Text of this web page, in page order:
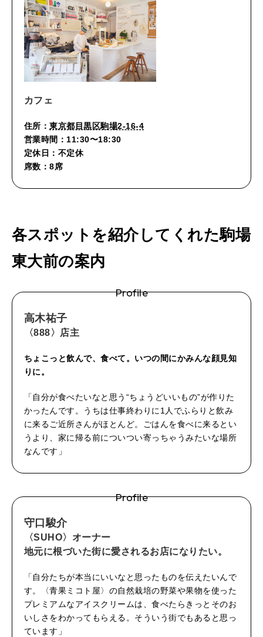
カフェ
住所：東京都目黒区駒場2-16-4
営業時間：11:30〜18:30
定休日：不定休
席数：8席
各スポットを紹介してくれた駒場
東大前の案内
Profile
高木祐子
〈888〉 店主
ちょこっと飲んで、食べて。いつの間にかみんな顔見知
りに。
「自分が食べたいなと思う“ちょうどいいもの”が作りた
かったんです。うちは仕事終わりに1人でふらりと飲み
に来るご近所さんがほとんど。ごはんを食べに来るとい
うより、家に帰る前についつい寄っちゃうみたいな場所
なんです」
Profile
守口駿介
〈SUHO〉 オーナー
地元に根づいた街に愛されるお店になりたい。
「自分たちが本当にいいなと思ったものを伝えたいんで
す。〈青果ミコト屋〉の自然栽培の野菜や果物を使った
プレミアムなアイスクリームは、食べたらきっとそのお
いしさをわかってもらえる。そういう街でもあると思っ
ています」